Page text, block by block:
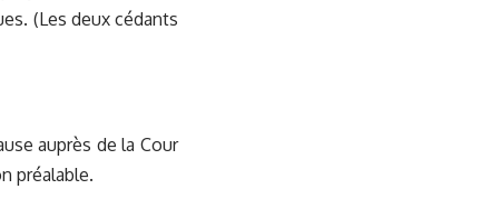
(Les deux cédants
auprès de la Cour
préalable.